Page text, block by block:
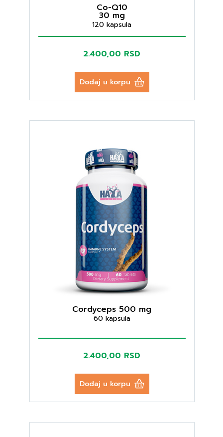
Co-Q10
30 mg
120 kapsula
2.400,00 RSD
Dodaj u korpu
Cordyceps 500 mg
60 kapsula
2.400,00 RSD
Dodaj u korpu